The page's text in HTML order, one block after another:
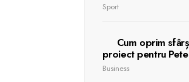
Sport
Cum oprim
proiect pentru
Business